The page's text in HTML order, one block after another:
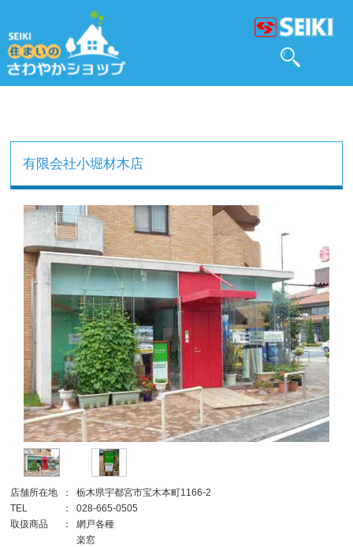
有限会社小堀材木店
店舗所在地 ：
栃木県宇都宮市宝木本町1166-2
TEL
：
028-665-0505
取扱商品
：
網戸各種
楽窓